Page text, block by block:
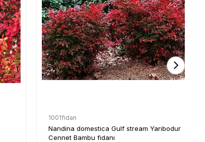
1001fidan
Nandina domestica Gulf stream Yarıbodur
Cennet Bambu fidanı